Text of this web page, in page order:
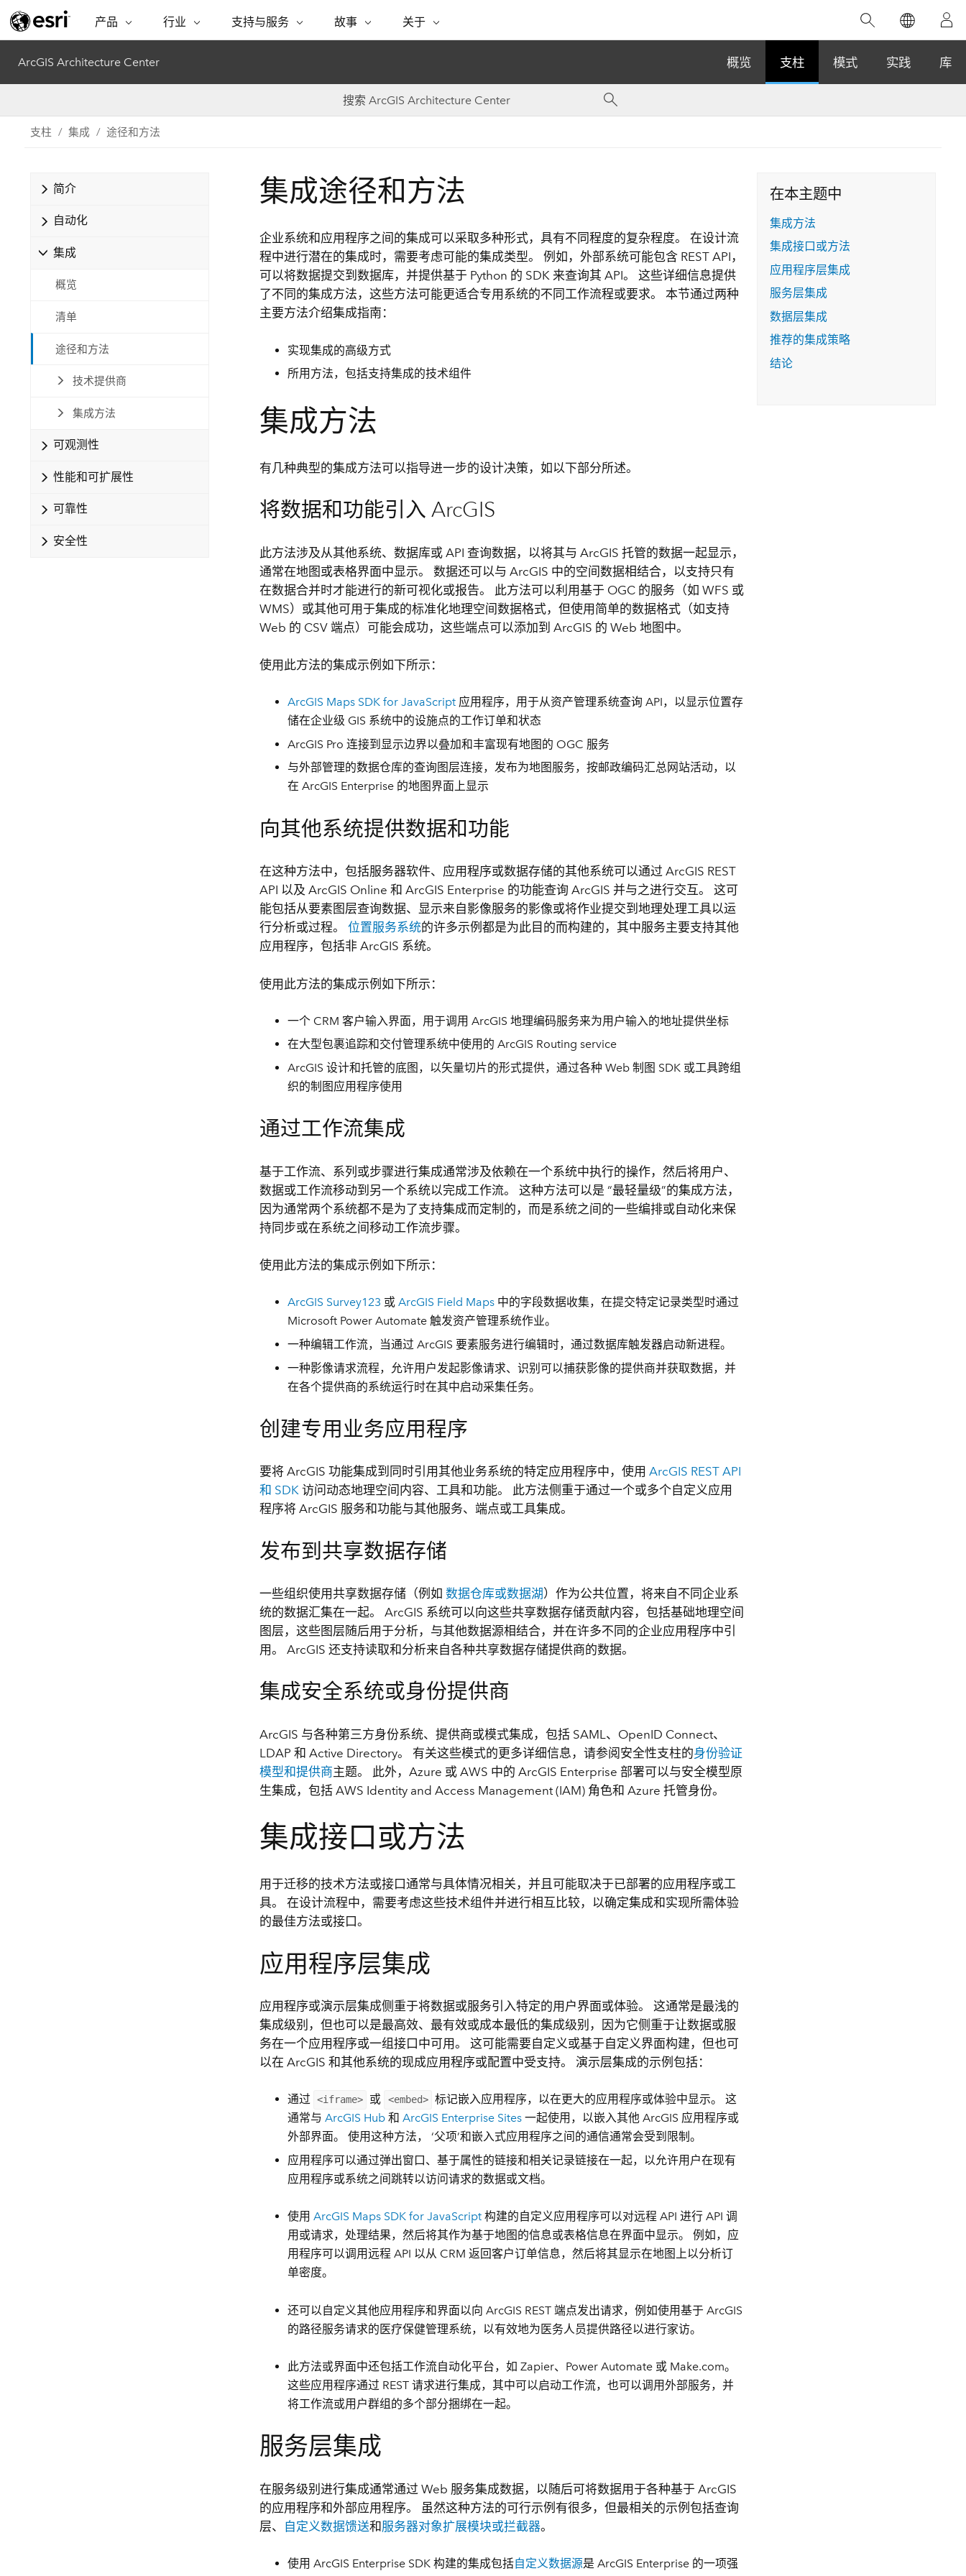
产品
ARCGIS 功能
从空间上查看和了解数据
集成、编辑和共享空间数据
所有功能
基于角色的 ArcGIS 访问权限
了解 ArcGIS Pro
ArcGIS Pro 是 Esri 出品的全球领先的 GIS 桌
面应用程序，适用于制图、分析和数据管
理。 了解这项技术的实际效果，亲身体验交
互式地图，探索产品功能，或者直接开始免
费试用。
行业
行业
可持续发展
交通运输
专题倡议
基础设施管理
的未来。 规划和运营的地理方法有助于领导
者了解基础设施工程与周围环境的关系。
探索基础设施管理
支持与服务
支持与服务 自助服务
Esri 社区
My Esri 空间数据科学：提升分析能力
在这门导师授课式课程中，我们将探索如何
运用空间统计技术来发现数据中的规律与关
联，并产出能解决复杂问题的深刻见解。
探索课程
故事
ESRI 故事
高管级新闻和见解
客
面向 ArcGIS 用户的实用技术
所有故事
当地图成为关键时刻的救命稻草
在巴西 2024 年遭遇历史性大洪水期间，专门
从事 GIS 技术的 Codex 公司在 30 天内打造
了 17 个应急洪水应用程序，为关键的救援行
动提供了有力支持。
阅读故事
关于
关于 ESRI
Esri 计划和倡议
招贤纳士
联系我们
地理方法
推荐书籍
ArcGIS Architecture Center 概览 支柱 模式 实践 库
支柱 集成 途径和方法
简介
自动化
集成
概览
清单
途径和方法
技术提供商
集成方法
可观测性
性能和可扩展性
可靠性
安全性
集成途径和方法
企业系统和应用程序之间的集成可以采取多种形式，具有不同程度的复杂程度。 在设计流
程中进行潜在的集成时，需要考虑可能的集成类型。 例如，外部系统可能包含 REST API，
可以将数据提交到数据库，并提供基于 Python 的 SDK 来查询其 API。 这些详细信息提供
了不同的集成方法，这些方法可能更适合专用系统的不同工作流程或要求。 本节通过两种
主要方法介绍集成指南：
实现集成的高级方式
所用方法，包括支持集成的技术组件
集成方法
有几种典型的集成方法可以指导进一步的设计决策，如以下部分所述。
将数据和功能引入 ArcGIS
此方法涉及从其他系统、数据库或 API 查询数据，以将其与 ArcGIS 托管的数据一起显示，
通常在地图或表格界面中显示。 数据还可以与 ArcGIS 中的空间数据相结合，以支持只有
在数据合并时才能进行的新可视化或报告。 此方法可以利用基于 OGC 的服务（如 WFS 或
WMS）或其他可用于集成的标准化地理空间数据格式，但使用简单的数据格式（如支持
Web 的 CSV 端点）可能会成功，这些端点可以添加到 ArcGIS 的 Web 地图中。
使用此方法的集成示例如下所示：
ArcGIS Maps SDK for JavaScript应用程序，用于从资产管理系统查询 API，以显示位置存
储在企业级 GIS 系统中的设施点的工作订单和状态
ArcGIS Pro 连接到显示边界以叠加和丰富现有地图的 OGC 服务
与外部管理的数据仓库的查询图层连接，发布为地图服务，按邮政编码汇总网站活动，以
在 ArcGIS Enterprise 的地图界面上显示
向其他系统提供数据和功能
在这种方法中，包括服务器软件、应用程序或数据存储的其他系统可以通过 ArcGIS REST
API 以及 ArcGIS Online 和 ArcGIS Enterprise 的功能查询 ArcGIS 并与之进行交互。 这可
能包括从要素图层查询数据、显示来自影像服务的影像或将作业提交到地理处理工具以运
行分析或过程。位置服务系统的许多示例都是为此目的而构建的，其中服务主要支持其他
应用程序，包括非 ArcGIS 系统。
使用此方法的集成示例如下所示：
一个 CRM 客户输入界面，用于调用 ArcGIS 地理编码服务来为用户输入的地址提供坐标
在大型包裹追踪和交付管理系统中使用的 ArcGIS Routing service
ArcGIS 设计和托管的底图，以矢量切片的形式提供，通过各种 Web 制图 SDK 或工具跨组
织的制图应用程序使用
通过工作流集成
基于工作流、系列或步骤进行集成通常涉及依赖在一个系统中执行的操作，然后将用户、
数据或工作流移动到另一个系统以完成工作流。 这种方法可以是 “最轻量级”的集成方法，
因为通常两个系统都不是为了支持集成而定制的，而是系统之间的一些编排或自动化来保
持同步或在系统之间移动工作流步骤。
使用此方法的集成示例如下所示：
ArcGIS Survey123 或 ArcGIS Field Maps中的字段数据收集，在提交特定记录类型时通过
Microsoft Power Automate 触发资产管理系统作业。
一种编辑工作流，当通过 ArcGIS 要素服务进行编辑时，通过数据库触发器启动新进程。
一种影像请求流程，允许用户发起影像请求、识别可以捕获影像的提供商并获取数据，并
在各个提供商的系统运行时在其中启动采集任务。
创建专用业务应用程序
要将 ArcGIS 功能集成到同时引用其他业务系统的特定应用程序中，使用ArcGIS REST API
和 SDK 访问动态地理空间内容、工具和功能。 此方法侧重于通过一个或多个自定义应用
程序将 ArcGIS 服务和功能与其他服务、端点或工具集成。
发布到共享数据存储
一些组织使用共享数据存储（例如数据仓库或数据湖）作为公共位置，将来自不同企业系
统的数据汇集在一起。 ArcGIS 系统可以向这些共享数据存储贡献内容，包括基础地理空间
图层，这些图层随后用于分析，与其他数据源相结合，并在许多不同的企业应用程序中引
用。 ArcGIS 还支持读取和分析来自各种共享数据存储提供商的数据。
集成安全系统或身份提供商
ArcGIS 与各种第三方身份系统、提供商或模式集成，包括 SAML、OpenID Connect、
LDAP 和 Active Directory。 有关这些模式的更多详细信息，请参阅安全性支柱的身份验证
模型和提供商主题。 此外，Azure 或 AWS 中的 ArcGIS Enterprise 部署可以与安全模型原
生集成，包括 AWS Identity and Access Management (IAM) 角色和 Azure 托管身份。
集成接口或方法
用于迁移的技术方法或接口通常与具体情况相关，并且可能取决于已部署的应用程序或工
具。 在设计流程中，需要考虑这些技术组件并进行相互比较，以确定集成和实现所需体验
的最佳方法或接口。
应用程序层集成
应用程序或演示层集成侧重于将数据或服务引入特定的用户界面或体验。 这通常是最浅的
集成级别，但也可以是最高效、最有效或成本最低的集成级别，因为它侧重于让数据或服
务在一个应用程序或一组接口中可用。 这可能需要自定义或基于自定义界面构建，但也可
以在 ArcGIS 和其他系统的现成应用程序或配置中受支持。 演示层集成的示例包括：
通过 <iframe> 或 <embed> 标记嵌入应用程序，以在更大的应用程序或体验中显示。 这
通常与 ArcGIS Hub和 ArcGIS Enterprise Sites一起使用，以嵌入其他 ArcGIS 应用程序或
外部界面。 使用这种方法， ‘父项’和嵌入式应用程序之间的通信通常会受到限制。
应用程序可以通过弹出窗口、基于属性的链接和相关记录链接在一起，以允许用户在现有
应用程序或系统之间跳转以访问请求的数据或文档。
使用 ArcGIS Maps SDK for JavaScript构建的自定义应用程序可以对远程 API 进行 API 调
用或请求，处理结果，然后将其作为基于地图的信息或表格信息在界面中显示。 例如，应
用程序可以调用远程 API 以从 CRM 返回客户订单信息，然后将其显示在地图上以分析订
单密度。
还可以自定义其他应用程序和界面以向 ArcGIS REST 端点发出请求，例如使用基于 ArcGIS
的路径服务请求的医疗保健管理系统，以有效地为医务人员提供路径以进行家访。
此方法或界面中还包括工作流自动化平台，如 Zapier、Power Automate 或 Make.com。
这些应用程序通过 REST 请求进行集成，其中可以启动工作流，也可以调用外部服务，并
将工作流或用户群组的多个部分捆绑在一起。
服务层集成
在服务级别进行集成通常通过 Web 服务集成数据，以随后可将数据用于各种基于 ArcGIS
的应用程序和外部应用程序。 虽然这种方法的可行示例有很多，但最相关的示例包括查询
层、 自定义数据馈送和服务器对象扩展模块或拦截器。
使用 ArcGIS Enterprise SDK 构建的集成包括自定义数据源是 ArcGIS Enterprise 的一项强
在本主题中
集成方法
集成接口或方法
应用程序层集成
服务层集成
数据层集成
推荐的集成策略
结论